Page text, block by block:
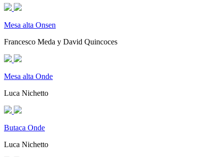
Mesa alta Onsen
Francesco Meda y David Quincoces
Mesa alta Onde
Luca Nichetto
Butaca Onde
Luca Nichetto